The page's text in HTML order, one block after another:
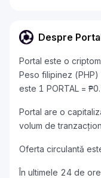
Despre
Portal este o
Peso filipinez (PHP)
este 1 PORTAL =
Portal are o
volum de
Oferta circulantă
În ultimele 24 de